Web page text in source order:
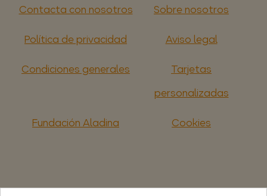
Contacta con nosotros
Sobre nosotros
Política de privacidad
Aviso legal
Condiciones generales
Tarjetas
personalizadas
Fundación Aladina
Cookies